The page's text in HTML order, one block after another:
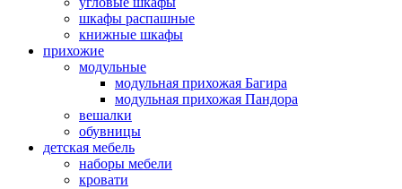
шкафы распашные
книжные шкафы
прихожие
модульные
модульная прихожая Багира
модульная прихожая Пандора
вешалки
обувницы
детская мебель
наборы мебели
кровати